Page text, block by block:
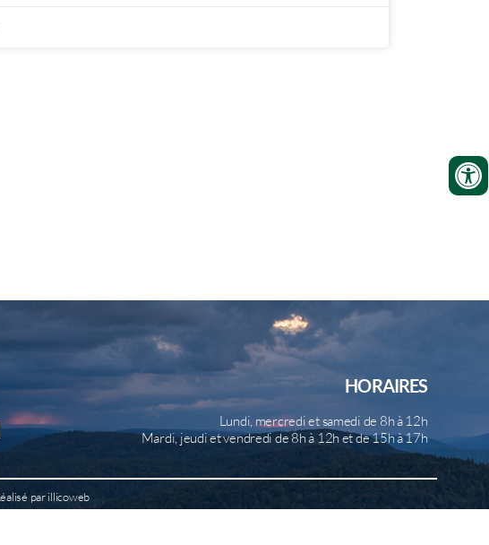
HORAIRES
Lundi, mercredi et samedi de 8h à 12h
Mardi, jeudi et vendredi de 8h à 12h et de 15h à 17h
par illicoweb